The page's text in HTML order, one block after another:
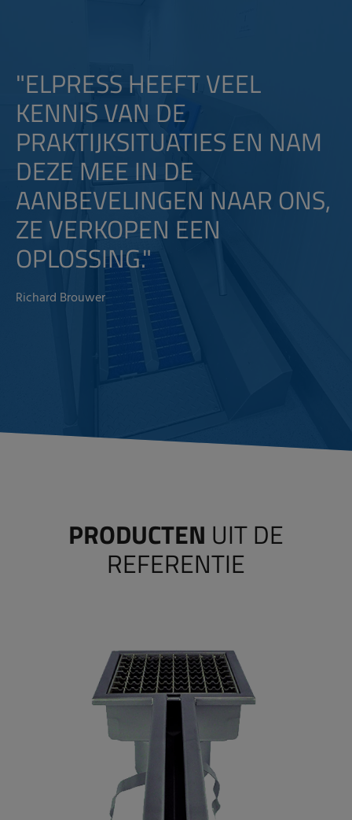
"ELPRESS HEEFT VEEL
KENNIS VAN DE
PRAKTIJKSITUATIES EN NAM
DEZE MEE IN DE
AANBEVELINGEN NAAR ONS,
ZE VERKOPEN EEN
OPLOSSING."
Richard Brouwer
PRODUCTEN UIT DE
REFERENTIE